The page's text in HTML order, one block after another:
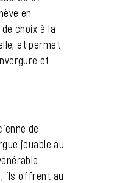
en
choix à la
et permet
et
de
jouable au
ils offrent au